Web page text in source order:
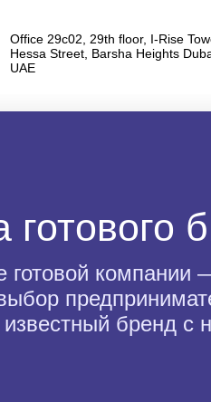
Office 29c02, 29th floor, I-Rise
Hessa Street, Barsha Heights
UAE
готового
готовой компании
бренд с